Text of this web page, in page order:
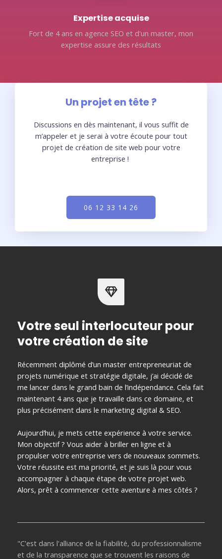
Expertise acquise
Fort de 4 ans en agence SEO et d'un master, mon
expertise assure des résultats
Un projet en tête ?
Discussions en dès maintenant, il vous suffit de
m’appeler et je serai à votre écoute pour tout
projet de création de site web pour votre
entreprise !
06 12 33 14 26
Votre seul interlocuteur pour
votre création de site
Récemment diplômé d’un master entrepreneuriat de
projets numérique et stratégie digitale, j’ai décidé de
me lancer dans le grand bain de l’indépendance. Cela fait
maintenant 4 ans que je travaille dans ce domaine, et
plus précisément dans le marketing digital & SEO.
Aujourd’hui, je mets cette expérience à votre service.
Mon objectif ? Vous aider à briller en ligne et à
propulser votre entreprise vers de nouveaux sommets.
Votre réussite est ma priorité, et je suis là pour vous
accompagner à chaque étape de votre projet web.
Alors, prêt à commencer cette aventure à mes côtés ?
"C'est dans l'alliance de la fiabilité, du professionnalisme
et de la transparence que se trouvent les raisons de